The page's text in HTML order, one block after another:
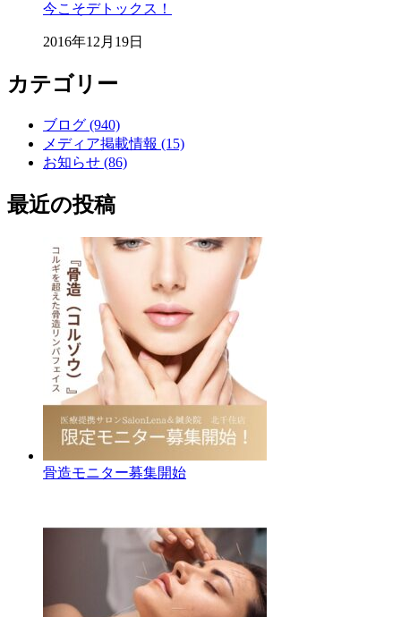
今こそデトックス！
2016年12月19日
カテゴリー
ブログ (940)
メディア掲載情報 (15)
お知らせ (86)
最近の投稿
骨造モニター募集開始